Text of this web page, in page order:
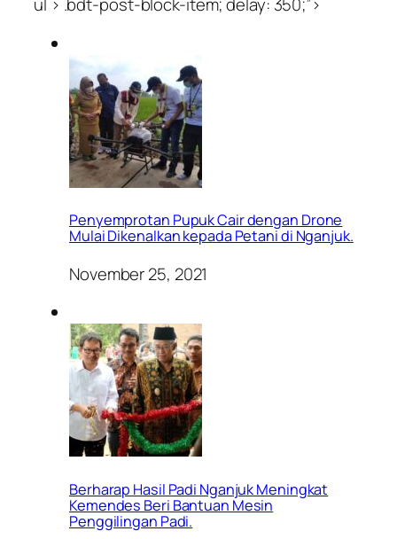
Penyemprotan Pupuk Cair dengan Drone
Mulai Dikenalkan kepada Petani di Nganjuk.
November 25, 2021
Berharap Hasil Padi Nganjuk Meningkat
Kemendes Beri Bantuan Mesin
Penggilingan Padi.